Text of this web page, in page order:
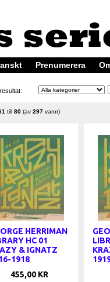
Prenumerera
till 80 (av 297 varor)
HERRIMAN
HC 01
& IGNATZ
1918
455,00 KR